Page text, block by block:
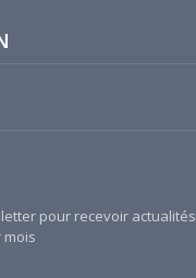
pour recevoir